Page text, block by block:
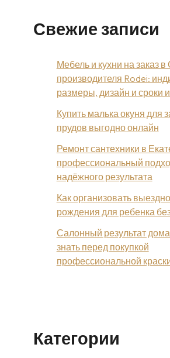
Свежие записи
Мебель и кухни на заказ
производителя Rodei:
размеры, дизайн и сроки
Купить малька окуня для
прудов выгодно онлайн
Ремонт сантехники в
профессиональный
надёжного результата
Как организовать
рождения для ребенка
Салонный результат
знать перед покупкой
профессиональной
Категории